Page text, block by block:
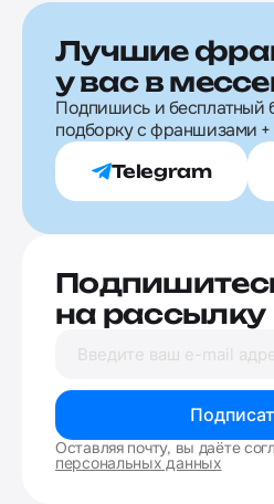
Лучшие
у вас в
Подпишись и бесплатный
подборку с франшизами
Telegram
на рассылку
Оставляя почту, вы даёте
персональных данных